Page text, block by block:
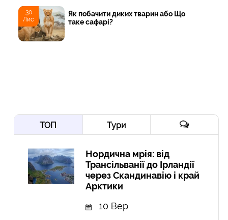
30
Лис
Як побачити диких тварин або Що
таке сафарі?
ТОП Тури
Нордична мрія: від
Трансільванії до Ірландії
через Скандинавію і край
Арктики
10 Вер